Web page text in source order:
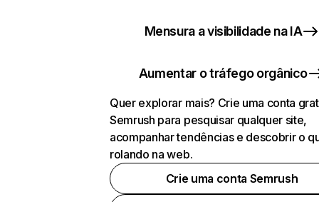
Mensura a visibilidade na IA
Aumentar o tráfego orgânico
Quer explorar mais? Crie uma conta
Semrush para pesquisar qualquer site,
acompanhar tendências e descobrir o
rolando na web.
Crie uma conta Semrush